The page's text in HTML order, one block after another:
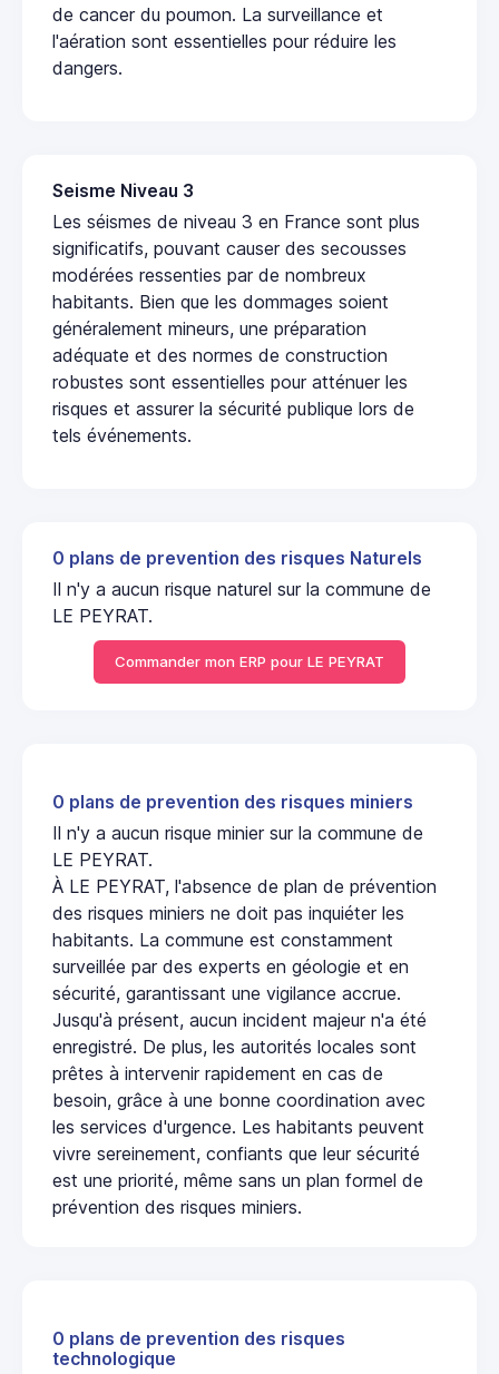
de cancer du poumon. La surveillance et
l'aération sont essentielles pour réduire les
dangers.
Seisme Niveau 3
Les séismes de niveau 3 en France sont plus
significatifs, pouvant causer des secousses
modérées ressenties par de nombreux
habitants. Bien que les dommages soient
généralement mineurs, une préparation
adéquate et des normes de construction
robustes sont essentielles pour atténuer les
risques et assurer la sécurité publique lors de
tels événements.
0 plans de prevention des risques Naturels
Il n'y a aucun risque naturel sur la commune de
LE PEYRAT.
Commander mon ERP pour LE PEYRAT
0 plans de prevention des risques miniers
Il n'y a aucun risque minier sur la commune de
LE PEYRAT.
À LE PEYRAT, l'absence de plan de prévention
des risques miniers ne doit pas inquiéter les
habitants. La commune est constamment
surveillée par des experts en géologie et en
sécurité, garantissant une vigilance accrue.
Jusqu'à présent, aucun incident majeur n'a été
enregistré. De plus, les autorités locales sont
prêtes à intervenir rapidement en cas de
besoin, grâce à une bonne coordination avec
les services d'urgence. Les habitants peuvent
vivre sereinement, confiants que leur sécurité
est une priorité, même sans un plan formel de
prévention des risques miniers.
0 plans de prevention des risques
technologique